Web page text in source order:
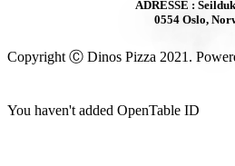
ADRESSE :
0554 Oslo,
Copyright Ⓒ Dinos Pizza 2021.
You haven't added OpenTable ID